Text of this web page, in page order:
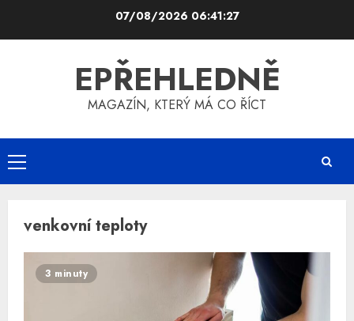
07/08/2026 06:41:28
EPŘEHLEDNĚ
MAGAZÍN, KTERÝ MÁ CO ŘÍCT
Primary
Menu
venkovní teploty
3 minuty